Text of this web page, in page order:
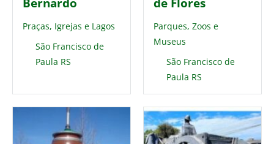
Praças, Igrejas e Lagos
São Francisco de
Paula RS
Parques, Zoos e
Museus
São Francisco de
Paula RS